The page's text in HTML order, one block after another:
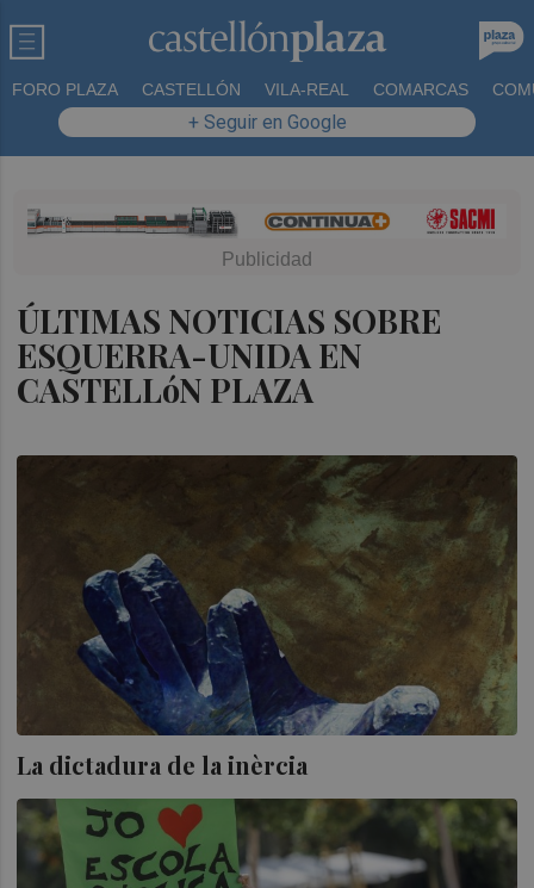
FORO PLAZA CASTELLÓN VILA-REAL COMARCAS
+ Seguir en Google
ÚLTIMAS NOTICIAS SOBRE
ESQUERRA-UNIDA EN
CASTELLóN PLAZA
La dictadura de la inèrcia